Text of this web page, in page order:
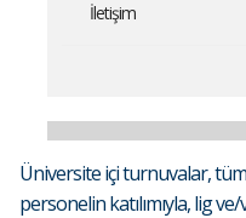
İletişim
Üniversite içi turnuvalar,
personelin katılımıyla, lig